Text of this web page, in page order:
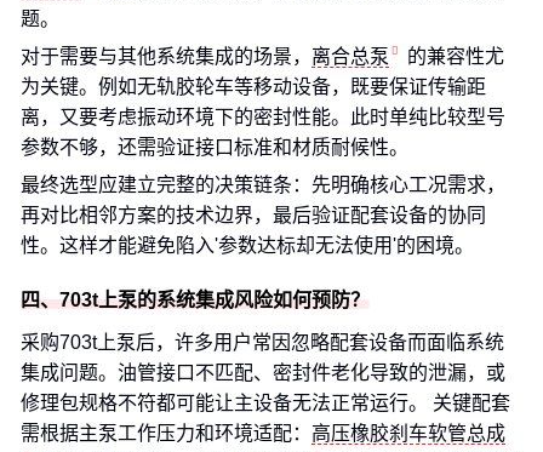
题。
对于需要与其他系统集成的场景， 离合总泵
的兼容性尤
为关键。例如无轨胶轮车等移动设备，既要保证传输距
离，又要考虑振动环境下的密封性能。此时单纯比较型号
参数不够，还需验证接口标准和材质耐候性。
最终选型应建立完整的决策链条：先明确核心工况需求，
再对比相邻方案的技术边界，最后验证配套设备的协同
性。这样才能避免陷入'参数达标却无法使用'的困境。
四、703t上泵的系统集成风险如何预防？
采购703t上泵后，许多用户常因忽略配套设备而面临系统
集成问题。油管接口不匹配、密封件老化导致的泄漏，或
修理包规格不符都可能让主设备无法正常运行。 关键配套
需根据主泵工作压力和环境适配： 高压橡胶刹车软管总成